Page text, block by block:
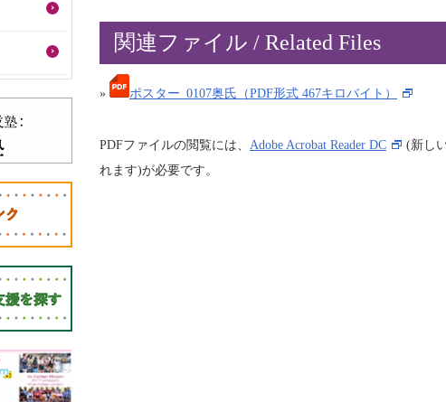
関連ファイル / Related Files
» ポスター_0107奥氏（PDF形式 467キロバイト）
PDFファイルの閲覧には、 Adobe Acrobat Reader DC
(新し
れます)が必要です。